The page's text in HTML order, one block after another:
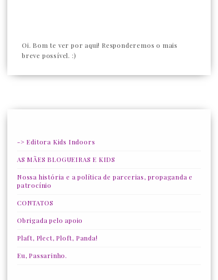
Oi. Bom te ver por aqui! Responderemos o mais
breve possível. :)
-> Editora Kids Indoors
AS MÃES BLOGUEIRAS E KIDS
Nossa história e a política de parcerias, propaganda e
patrocínio
CONTATOS
Obrigada pelo apoio
Plaft, Plect, Ploft, Panda!
Eu, Passarinho.